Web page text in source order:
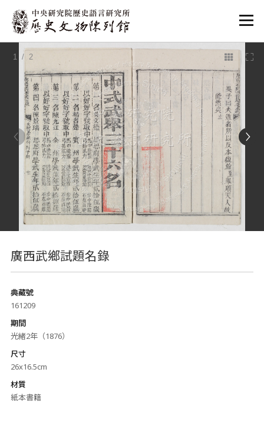
:::
1 / 2
廣西武鄉試題名錄
典藏號
161209
期間
光緒2年（1876）
尺寸
26x16.5cm
材質
紙本書籍